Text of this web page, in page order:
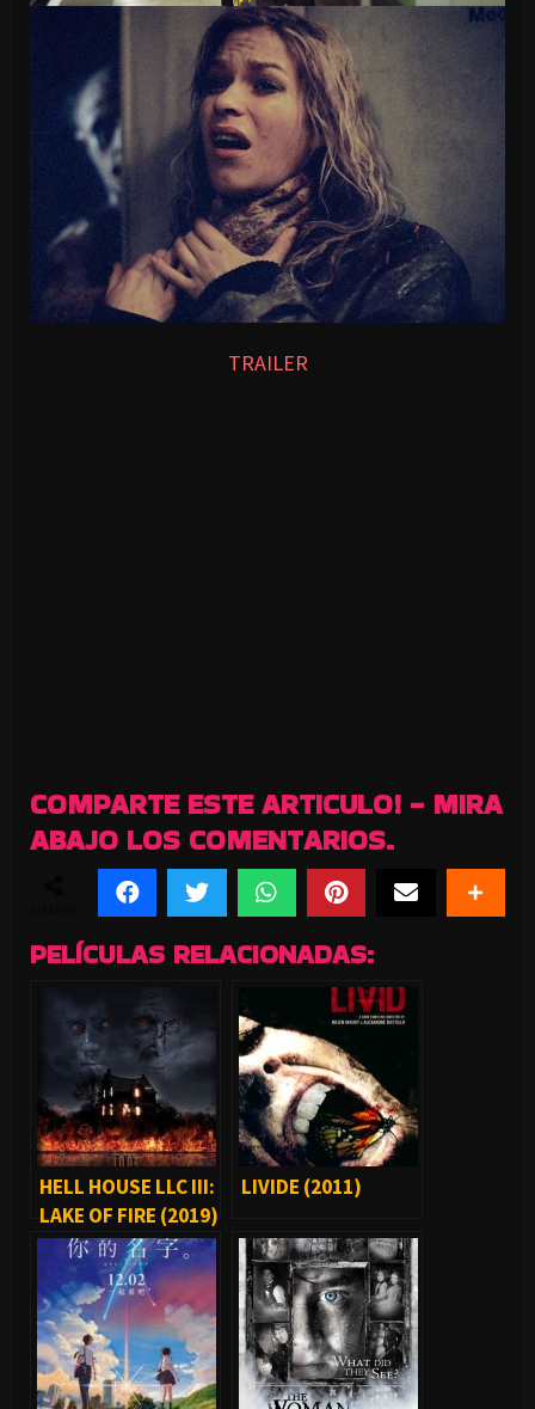
TRAILER
COMPARTE ESTE ARTICULO! - MIRA
ABAJO LOS COMENTARIOS.
PELÍCULAS RELACIONADAS:
HELL HOUSE LLC III:
LAKE OF FIRE (2019)
LIVIDE (2011)